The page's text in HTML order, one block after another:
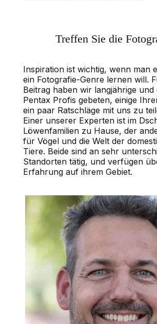
Treffen Sie die
Inspiration ist wichtig, wenn man
ein Fotografie-Genre lernen will.
Beitrag haben wir langjährige
Pentax Profis gebeten, einige
ein paar Ratschläge mit uns zu
Einer unserer Experten ist im
Löwenfamilien zu Hause, der
für Vögel und die Welt der
Tiere. Beide sind an sehr
Standorten tätig, und verfügen
Erfahrung auf ihrem Gebiet.